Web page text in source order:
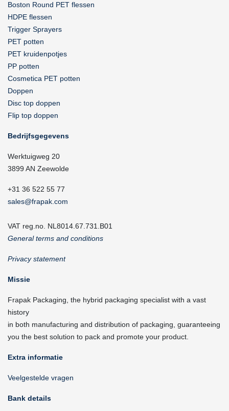
Boston Round PET flessen
HDPE flessen
Trigger Sprayers
PET potten
PET kruidenpotjes
PP potten
Cosmetica PET potten
Doppen
Disc top doppen
Flip top doppen
Bedrijfsgegevens
Werktuigweg 20
3899 AN Zeewolde
+31 36 522 55 77
sales@frapak.com
VAT reg.no. NL8014.67.731.B01
General terms and conditions
Privacy statement
Missie
Frapak Packaging, the hybrid packaging specialist with a vast
history
in both manufacturing and distribution of packaging, guaranteeing
you the best solution to pack and promote your product.
Extra informatie
Veelgestelde vragen
Bank details